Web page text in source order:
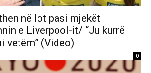
në lot pasi mjekët
e Liverpool-it/ “Ju kurrë
vetëm” (Video)
0